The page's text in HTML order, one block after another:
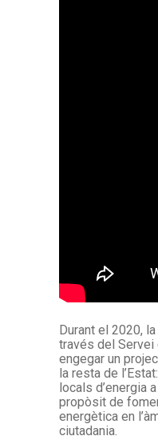
Durant el 2020,
través del Servei
engegar un
la resta de
locals d’energia
propòsit de
energètica en
ciutadania.